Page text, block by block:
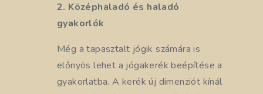
2. Középhaladó és haladó
gyakorlók
Még a tapasztalt jógik számára is
előnyös lehet a jógakerék beépítése a
gyakorlatba. A kerék új dimenziót kínál